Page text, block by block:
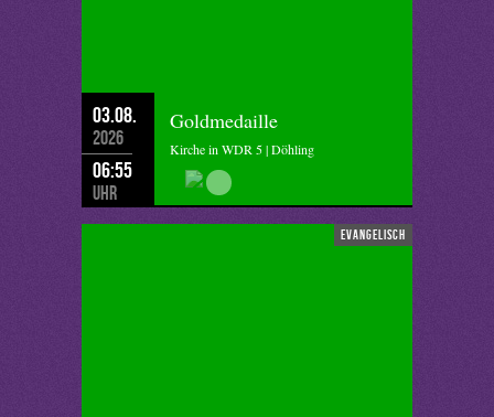
03.08.
2026
06:55
Uhr
Goldmedaille
Kirche in WDR 5 | Döhling
evangelisch